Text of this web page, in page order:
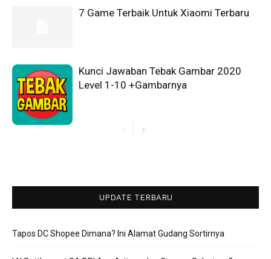
7 Game Terbaik Untuk Xiaomi Terbaru
Kunci Jawaban Tebak Gambar 2020
Level 1-10 +Gambarnya
UPDATE TERBARU
Tapos DC Shopee Dimana? Ini Alamat Gudang Sortirnya